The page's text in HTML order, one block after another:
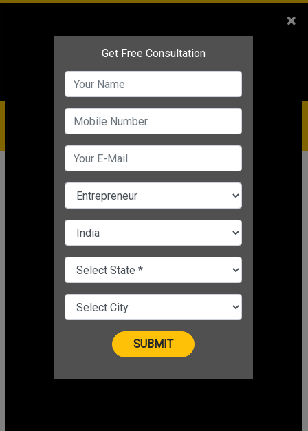
Service
IBC+91-9910344443
care@badabusiness.com
919810544443
Business Coaching Program For Startup
BUSINESS COACHING PROGRAM FOR
STARTUP
CHANGE LANGUAGE
×